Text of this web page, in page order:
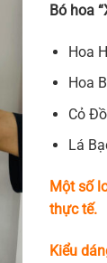
Bó hoa
Hoa
Hoa
Cỏ
Lá
Một số
thực tế.
Kiểu